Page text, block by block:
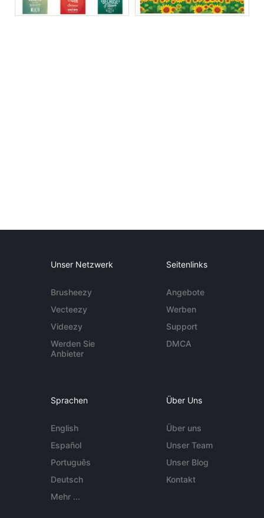
Unser Netzwerk
Brusheezy
Vecteezy
Videezy
Werden Sie
Anbieter
Seitenlinks
Angebote
Werben
Support
DMCA
Sprachen
English
Español
Português
Deutsch
Mehr ...
Über Uns
Über uns
Unser Team
Unser Blog
Kontakt